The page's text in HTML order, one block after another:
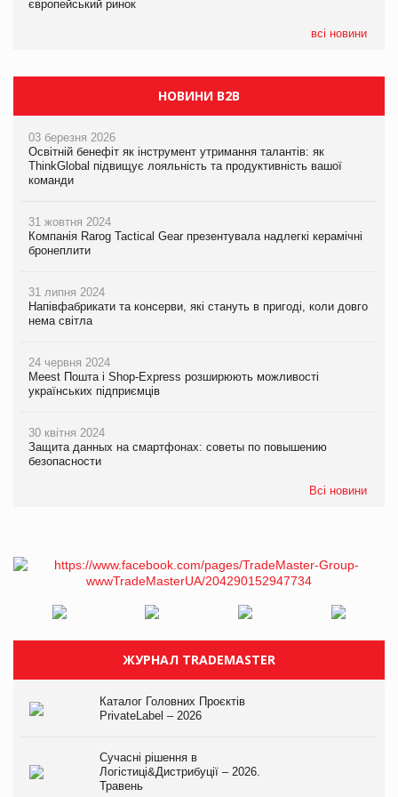
європейський ринок
всі новини
європейський ринок
європейський ринок
НОВИНИ B2B
03 березня 2026
Освітній бенефіт як інструмент утримання талантів: як
ThinkGlobal підвищує лояльність та продуктивність вашої
команди
31 жовтня 2024
Компанія Rarog Tactical Gear презентувала надлегкі керамічні
бронеплити
31 липня 2024
Напівфабрикати та консерви, які стануть в пригоді, коли довго
нема світла
24 червня 2024
Meest Пошта і Shop-Express розширюють можливості
українських підприємців
30 квітня 2024
Защита данных на смартфонах: советы по повышению
безопасности
Всі новини
ЖУРНАЛ TRADEMASTER
Каталог Головних Проєктів
PrivateLabel – 2026
Сучасні рішення в
Логістиці&Дистрибуції – 2026.
Травень